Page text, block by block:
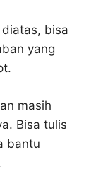
bisa
yang
masih
Bisa tulis
bantu